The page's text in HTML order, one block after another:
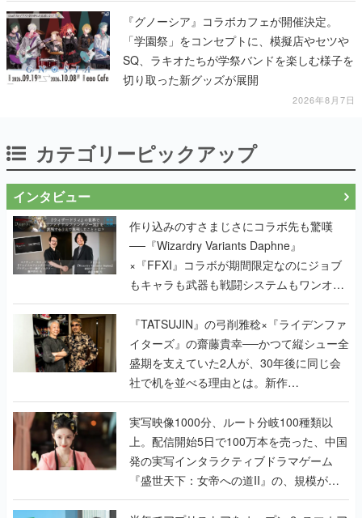
『グノーシア』コラボカフェが開催決定。
「学園祭」をコンセプトに、模擬店やセツや
SQ、ラキオたちが学祭バンドを楽しむ様子を
切り取った新グッズが展開
2026年8月7日
カテゴリーピックアップ
インタビュー
作り込みのすさまじさにコラボ先も驚嘆
──『Wizardry Variants Daphne』
×『FFXI』コラボが期間限定なのにジョブ
もキャラも武器も戦闘システムもワンオフ
で作り込まれた理由を両ディレクターに聞
く
『TATSUJIN』の弓削雅稔×『ライデンファ
イターズ』の齋藤貴幸──かつて縦シュー全
盛期を支えていた2人が、30年後に同じ会
社で机を並べる理由とは。新作
『TATSUJIN EXTREME』で初タッグを組
んだレジェンド2人に訊く開発秘話
実写映像1000分、ルート分岐100種類以
上。配信開始5日で100万本を売った、中国
発の実写インタラクティブドラマゲーム
『盛世天下：女帝への道II』の、規模が違
うこだわりをプロデューサーに聞いた